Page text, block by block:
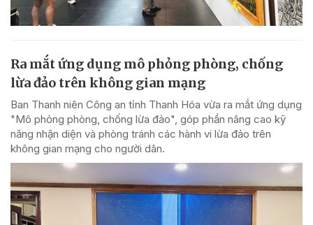
Ra mắt ứng dụng mô phỏng phòng, chống
lừa đảo trên không gian mạng
Ban Thanh niên Công an tỉnh Thanh Hóa vừa ra mắt ứng dụng
"Mô phỏng phòng, chống lừa đảo", góp phần nâng cao kỹ
năng nhận diện và phòng tránh các hành vi lừa đảo trên
không gian mạng cho người dân.